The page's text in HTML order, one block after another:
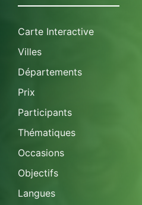
Carte Interactive
Villes
Départements
Prix
Participants
Thématiques
Occasions
Objectifs
Langues